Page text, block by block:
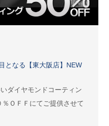
となる【東大阪店】NEW
ダイヤモンドコーティン
ＯＦＦにてご提供させて